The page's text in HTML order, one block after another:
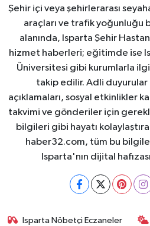
Şehir içi veya şehirlerarası
araçları ve trafik yoğunluğu
alanında, Isparta Şehir
hizmet haberleri; eğitimde ise
Üniversitesi gibi kurumlarla
takip edilir. Adli duyurular
açıklamaları, sosyal etkinlikler
takvimi ve gönderiler için
bilgileri gibi hayatı
haber32.com, tüm bu
Isparta'nın dijital
Isparta Nöbetçi Eczaneler